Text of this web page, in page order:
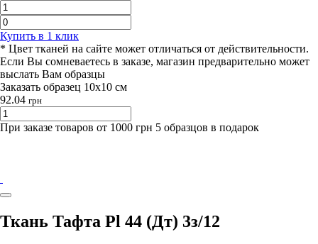
Купить в 1 клик
* Цвет тканей на сайте может отличаться от действительности.
Если Вы сомневаетесь в заказе, магазин предварительно может
выслать Вам образцы
Заказать образец 10х10 см
92.04 грн
При заказе товаров от 1000 грн 5 образцов в подарок
Ткань Тафта Pl 44 (Дт) 3з/12